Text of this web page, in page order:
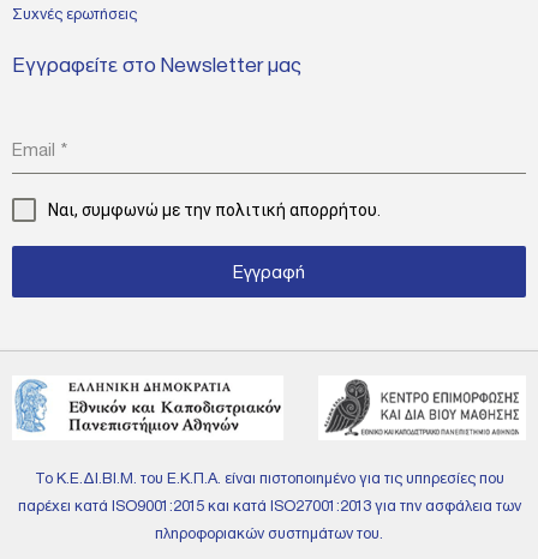
Συχνές ερωτήσεις
Εγγραφείτε στο Newsletter μας
Email *
Ναι, συμφωνώ με την πολιτική απορρήτου.
Εγγραφή
Το Κ.Ε.ΔΙ.ΒΙ.Μ. του Ε.Κ.Π.Α. είναι πιστοποιημένο για τις υπηρεσίες που
παρέχει κατά ISO9001:2015 και κατά ISO27001:2013 για την ασφάλεια των
πληροφοριακών συστημάτων του.